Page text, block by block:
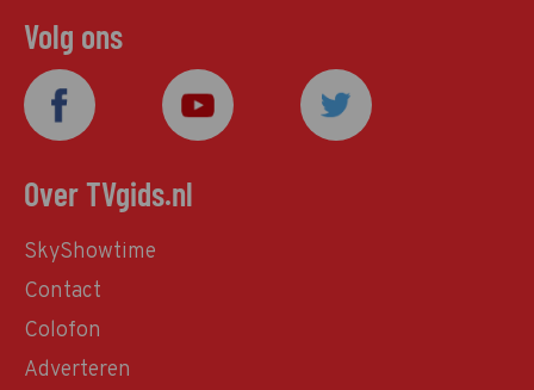
Volg ons
Over TVgids.nl
SkyShowtime
Contact
Colofon
Adverteren